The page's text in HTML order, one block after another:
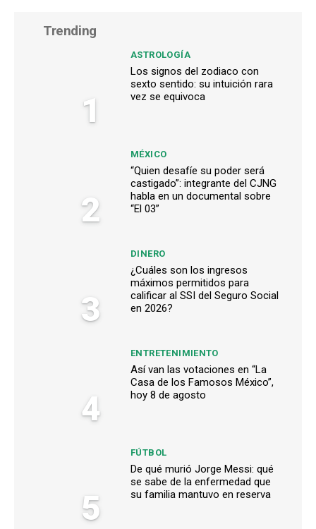
Trending
1
ASTROLOGÍA
Los signos del zodiaco con
sexto sentido: su intuición rara
vez se equivoca
2
MÉXICO
“Quien desafíe su poder será
castigado”: integrante del CJNG
habla en un documental sobre
“El 03”
3
DINERO
¿Cuáles son los ingresos
máximos permitidos para
calificar al SSI del Seguro Social
en 2026?
4
ENTRETENIMIENTO
Así van las votaciones en “La
Casa de los Famosos México”,
hoy 8 de agosto
5
FÚTBOL
De qué murió Jorge Messi: qué
se sabe de la enfermedad que
su familia mantuvo en reserva